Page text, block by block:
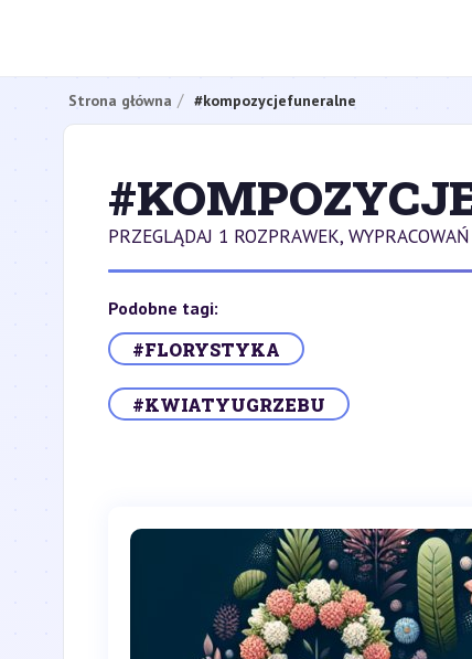
Strona główna #kompozycjefuneralne
PRZEGLĄDAJ 1 ROZPRAWEK,
Podobne tagi:
#FLORYSTYKA
#KWIATYUGRZEBU